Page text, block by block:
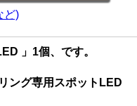
ど)
」1個、です。
ング専用スポットLED